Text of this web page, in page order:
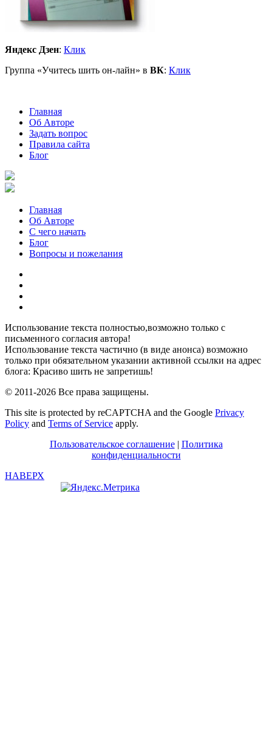
Яндекс Дзен: Клик
Группа «Учитесь шить он-лайн» в ВК: Клик
Главная
Об Авторе
Задать вопрос
Правила сайта
Блог
Главная
Об Авторе
С чего начать
Блог
Вопросы и пожелания
Использование текста полностью,возможно только с
письменного согласия автора!
Использование текста частично (в виде анонса) возможно
только при обязательном указании активной ссылки на адрес
блога: Красиво шить не запретишь!
© 2011-2026 Все права защищены.
This site is protected by reCAPTCHA and the Google Privacy
Policy and Terms of Service apply.
Пользовательское соглашение| Политика
конфиденциальности
НАВЕРХ